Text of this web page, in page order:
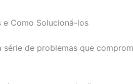
e Como Solucioná-los
série de problemas que